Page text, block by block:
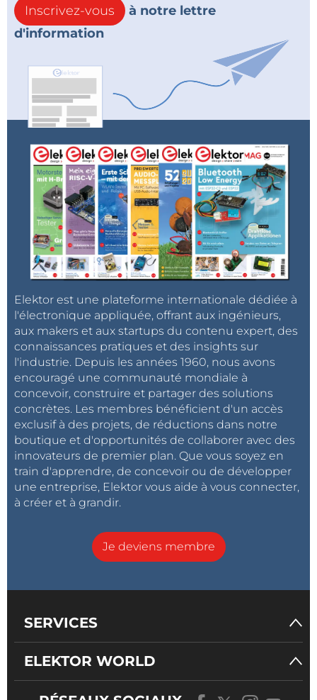
Inscrivez-vous
à notre lettre
d'information
Elektor est une plateforme internationale dédiée à
l'électronique appliquée, offrant aux ingénieurs,
aux makers et aux startups du contenu expert, des
connaissances pratiques et des insights sur
l'industrie. Depuis les années 1960, nous avons
encouragé une communauté mondiale à
concevoir, construire et partager des solutions
concrètes. Les membres bénéficient d'un accès
exclusif à des projets, de réductions dans notre
boutique et d'opportunités de collaborer avec des
innovateurs de premier plan. Que vous soyez en
train d'apprendre, de concevoir ou de développer
une entreprise, Elektor vous aide à vous connecter,
à créer et à grandir.
Je deviens membre
SERVICES
ELEKTOR WORLD